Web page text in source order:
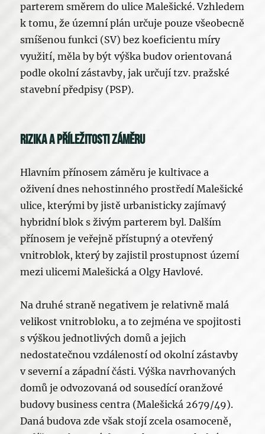
parterem směrem do ulice Malešické. Vzhledem
k tomu, že územní plán určuje pouze všeobecně
smíšenou funkci (SV) bez koeficientu míry
využití, měla by být výška budov orientovaná
podle okolní zástavby, jak určují tzv. pražské
stavební předpisy (PSP).
Rizika a příležitosti záměru
Hlavním přínosem záměru je kultivace a
oživení dnes nehostinného prostředí Malešické
ulice, kterými by jistě urbanisticky zajímavý
hybridní blok s živým parterem byl. Dalším
přínosem je veřejně přístupný a otevřený
vnitroblok, který by zajistil prostupnost území
mezi ulicemi Malešická a Olgy Havlové.
Na druhé straně negativem je relativně malá
velikost vnitrobloku, a to zejména ve spojitosti
s výškou jednotlivých domů a jejich
nedostatečnou vzdáleností od okolní zástavby
v severní a západní části. Výška navrhovaných
domů je odvozovaná od sousedící oranžové
budovy business centra (Malešická 2679/49).
Daná budova zde však stojí zcela osamoceně,